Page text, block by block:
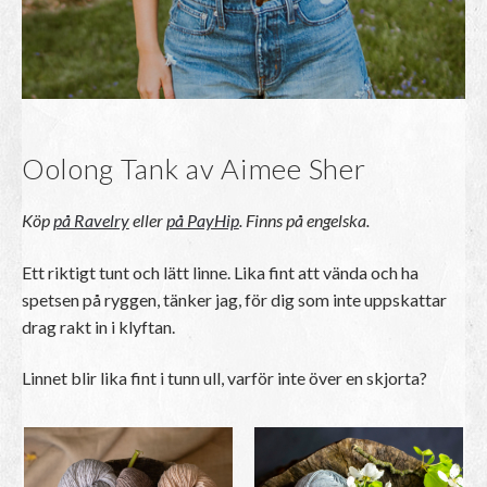
k
r
Oolong Tank av Aimee Sher
Köppå Ravelryellerpå PayHip. Finns på engelska.
Ett riktigt tunt och lätt linne. Lika fint att vända och ha
spetsen på ryggen, tänker jag, för dig som inte uppskattar
drag rakt in i klyftan.
Linnet blir lika fint i tunn ull, varför inte över en skjorta?